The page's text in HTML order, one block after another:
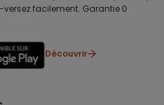
facilement. Garantie 0
Découvrir